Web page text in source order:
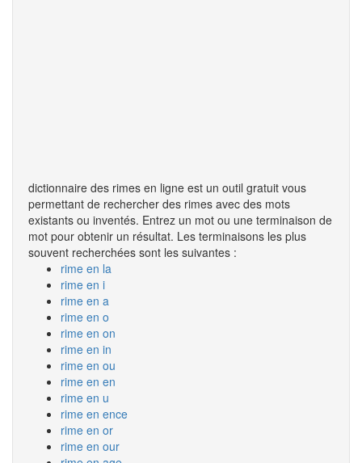
dictionnaire des rimes en ligne est un outil gratuit vous
permettant de rechercher des rimes avec des mots
existants ou inventés. Entrez un mot ou une terminaison de
mot pour obtenir un résultat. Les terminaisons les plus
souvent recherchées sont les suivantes :
rime en la
rime en i
rime en a
rime en o
rime en on
rime en in
rime en ou
rime en en
rime en u
rime en ence
rime en or
rime en our